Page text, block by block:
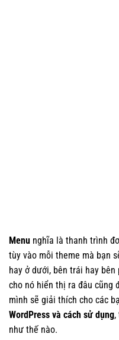
Menu nghĩa là thanh trình
tùy vào mỗi theme mà bạn
hay ở dưới, bên trái hay
cho nó hiển thị ra đâu cũng
mình sẽ giải thích cho các
WordPress và cách sử dụng,
như thế nào.